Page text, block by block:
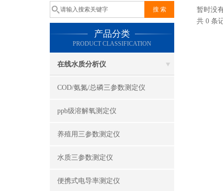
产品分类
PRODUCT CLASSIFICATION
在线水质分析仪
COD/氨氮/总磷三参数测定仪
ppb级溶解氧测定仪
养殖用三参数测定仪
水质三参数测定仪
便携式电导率测定仪
暂时没
共 0 条